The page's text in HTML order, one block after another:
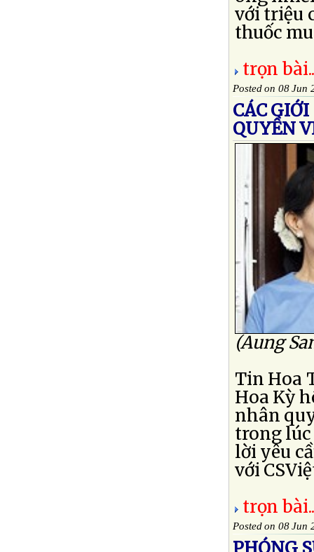
với triệu
thuốc
trọn
Posted on 08 Jun
CÁC
QUYỀN
(Aung
Tin Hoa
Hoa Kỳ
nhân
trong lúc
lời yêu
với
trọn
Posted on 08 Jun